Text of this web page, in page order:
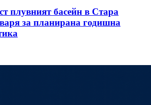
плувният басейн в Стара
за планирана годишна